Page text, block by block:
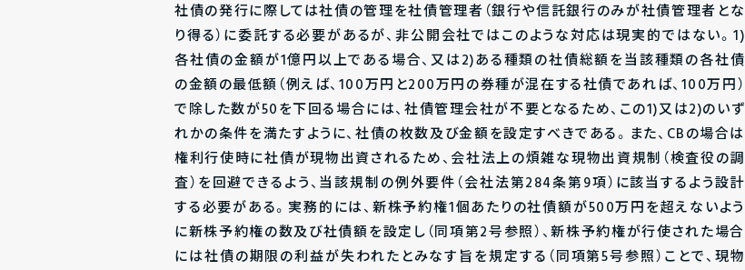
社債の発行に際しては社債の管理を社債管理者（銀行や信託銀行のみが社債管理者とな
り得る）に委託する必要があるが、非公開会社ではこのような対応は現実的ではない。1)
各社債の金額が1億円以上である場合、又は2)ある種類の社債総額を当該種類の各社債
の金額の最低額（例えば、100万円と200万円の券種が混在する社債であれば、100万円）
で除した数が50を下回る場合には、社債管理会社が不要となるため、この1)又は2)のいず
れかの条件を満たすように、社債の枚数及び金額を設定すべきである。また、CBの場合は
権利行使時に社債が現物出資されるため、会社法上の煩雑な現物出資規制（検査役の調
査）を回避できるよう、当該規制の例外要件（会社法第284条第9項）に該当するよう設計
する必要がある。実務的には、新株予約権1個あたりの社債額が500万円を超えないよう
に新株予約権の数及び社債額を設定し（同項第2号参照）、新株予約権が行使された場合
には社債の期限の利益が失われたとみなす旨を規定する（同項第5号参照）ことで、現物